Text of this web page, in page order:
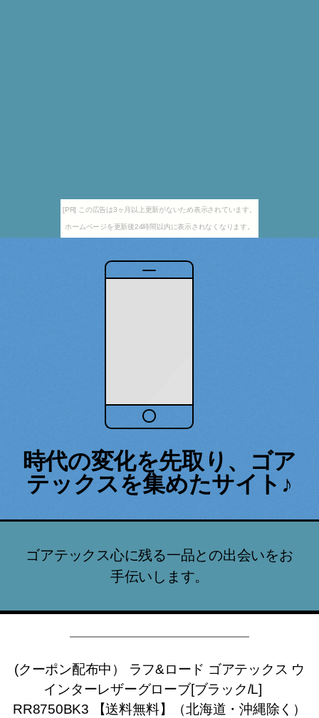
[PR] この広告は3ヶ月以上更新がないため表示されています。
ホームページを更新後24時間以内に表示されなくなります。
時代の変化を先取り、ゴア
テックスを集めたサイト♪
ゴアテックス心に残る一品との出会いをお
手伝いします。
(クーポン配布中） ラフ&ロード ゴアテックス ウ
インターレザーグローブ[ブラック/L]
RR8750BK3 【送料無料】（北海道・沖縄除く）